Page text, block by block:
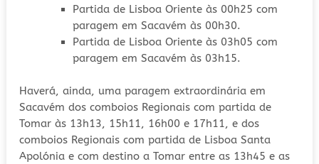
Partida de Lisboa Oriente às 00h25 com
paragem em Sacavém às 00h30.
Partida de Lisboa Oriente às 03h05 com
paragem em Sacavém às 03h15.
Haverá, ainda, uma paragem extraordinária em
Sacavém dos comboios Regionais com partida de
Tomar às 13h13, 15h11, 16h00 e 17h11, e dos
comboios Regionais com partida de Lisboa Santa
Apolónia e com destino a Tomar entre as 13h45 e as